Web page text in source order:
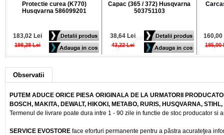
Protectie curea (K770)
Husqvarna 586099201
183,02 Lei
198,28 Lei
Capac (365 / 372) Husqvarna
503751103
38,64 Lei
43,22 Lei
160,00
185,00
Observatii
PUTEM ADUCE ORICE PIESA ORIGINALA DE LA URMATORII
BOSCH, MAKITA, DEWALT, HIKOKI, METABO, RURIS, HUSQVARNA,
Termenul de livrare poate dura intre 1 - 90 zile in functie de stoc producator si
SERVICE EVOSTORE face eforturi permanente pentru a păstra acurateţea